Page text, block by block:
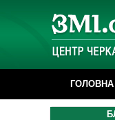
ГОЛОВНА